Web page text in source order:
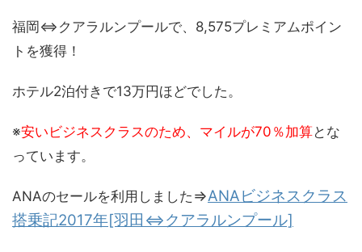
福岡⇔クアラルンプールで、8,575プレミアムポイン
トを獲得！
ホテル2泊付きで13万円ほどでした。
※安いビジネスクラスのため、マイルが70％加算とな
っています。
ANAのセールを利用しました ⇒ANAビジネスクラス
搭乗記2017年[羽田⇔クアラルンプール]